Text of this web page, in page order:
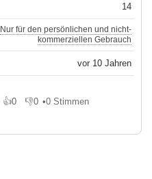
14
Nur für den persönlichen und nicht-
kommerziellen Gebrauch
vor 10 Jahren
👍0
Gefällt mir
👎0
Gefällt mir nicht
•0 Stimmen